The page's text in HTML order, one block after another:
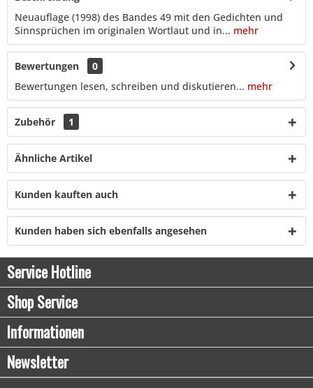
Neuauflage (1998) des Bandes 49 mit den Gedichten und
Sinnsprüchen im originalen Wortlaut und in... mehr
Bewertungen
0
Bewertungen lesen, schreiben und diskutieren... mehr
Zubehör 1
Ähnliche Artikel
Kunden kauften auch
Kunden haben sich ebenfalls angesehen
Service Hotline
Shop Service
Informationen
Newsletter